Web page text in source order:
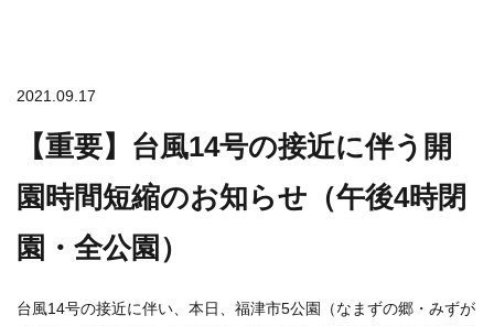
2021.09.17
【重要】台風14号の接近に伴う開
園時間短縮のお知らせ（午後4時閉
園・全公園）
台風14号の接近に伴い、本日、福津市5公園（なまずの郷・みずが